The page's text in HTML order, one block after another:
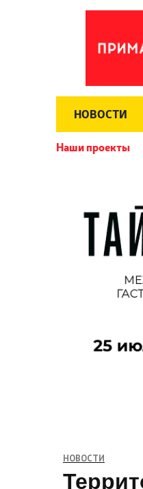
НОВОСТИ
Наши проекты
НОВОСТИ